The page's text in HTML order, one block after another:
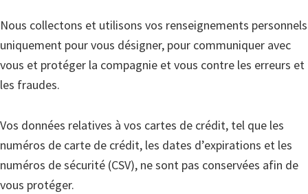
Nous collectons et utilisons vos renseignements personnels
uniquement pour vous désigner, pour communiquer avec
vous et protéger la compagnie et vous contre les erreurs et
les fraudes.
Vos données relatives à vos cartes de crédit, tel que les
numéros de carte de crédit, les dates d’expirations et les
numéros de sécurité (CSV), ne sont pas conservées afin de
vous protéger.